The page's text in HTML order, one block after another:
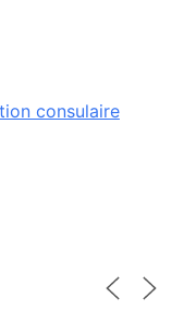
consulaire